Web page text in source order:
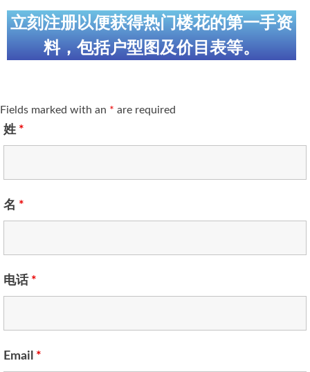
立刻注册以便获得热门楼花的第一手资
料，包括户型图及价目表等。
Fields marked with an * are required
姓 *
名 *
电话 *
Email *